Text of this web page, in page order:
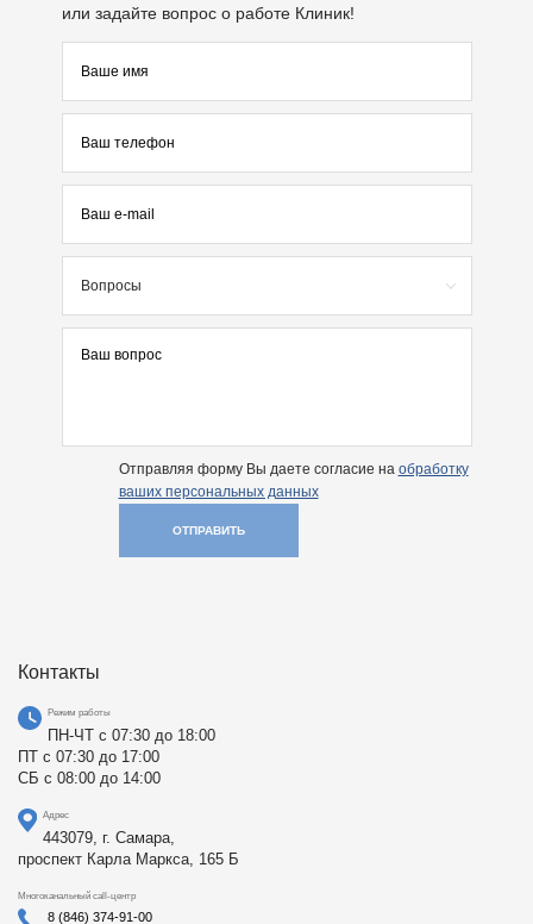
или задайте вопрос о работе Клиник!
Вопросы
Отправляя форму Вы даете согласие на обработку
ваших персональных данных
ОТПРАВИТЬ
Контакты
Режим работы
ПН-ЧТ с 07:30 до 18:00
ПТ с 07:30 до 17:00
СБ с 08:00 до 14:00
Адрес
443079, г. Самара,
проспект Карла Маркса, 165 Б
Многоканальный call-центр
8 (846) 374-91-00